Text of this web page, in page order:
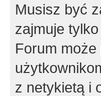
Musisz być
zajmuje
Forum
z netykietą i